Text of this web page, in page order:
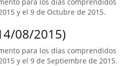
y el 9 de Octubre de 2015.
08/2015)
para los días comprendidos
y el 9 de Septiembre de 2015.